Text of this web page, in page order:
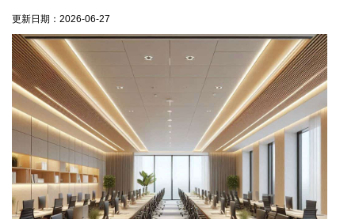
更新日期： 2026-06-27